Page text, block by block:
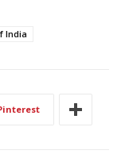
India